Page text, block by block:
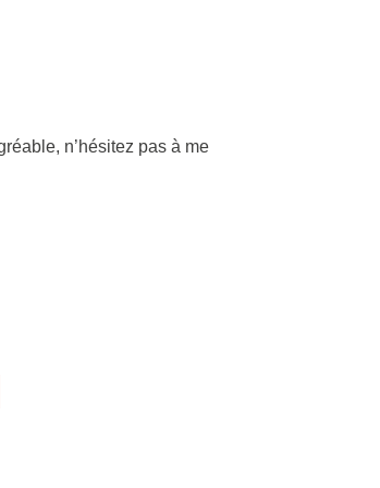
n’hésitez pas à me